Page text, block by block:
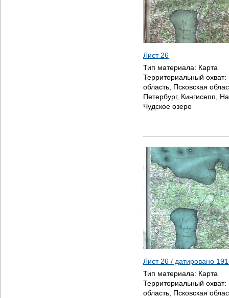
Лист 26
Тип материала: Карта
Территориальный охват:
область, Псковская
Петербург, Кингисепп,
Чудское озеро
Лист 26 / датировано
Тип материала: Карта
Территориальный охват:
область, Псковская